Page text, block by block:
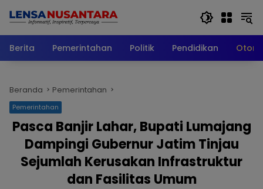
Berita
Pemerintahan Politik Pendidikan
Beranda Pemerintahan
Pemerintahan
Pasca Banjir Lahar, Bupati Lumajang
Dampingi Gubernur Jatim Tinjau
Sejumlah Kerusakan Infrastruktur
dan Fasilitas Umum